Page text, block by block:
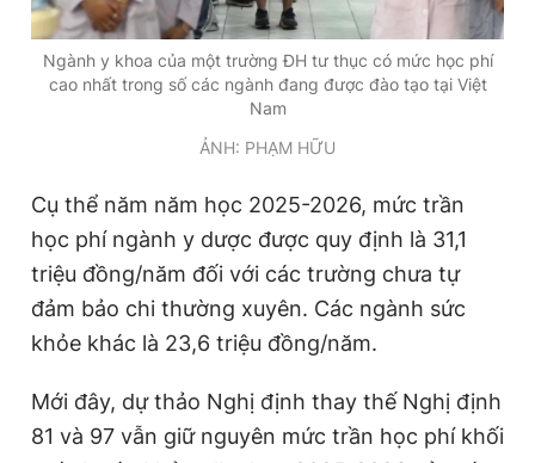
Đặt báo Quảng cáo RSS Tòa soạn Chính sách bảo
Tổng biên tập: Nguyễn Ngọc Toàn
Phó tổng biên tập thường trực: Hải Thành
Phó tổng biên tập: Lâm Hiếu Dũng
Tổng thư ký tòa soạn: Đức Trung
© 2003-2026 Bản quyền thuộc về Báo Thanh Niên. Cấm sao
chép dưới mọi hình thức nếu không có sự chấp thuận bằng văn
bản. Phát triển bởi ePi Technologies, JSC.
Ngành y khoa của một trường ĐH tư thục có mức học phí
cao nhất trong số các ngành đang được đào tạo tại Việt
Nam
ẢNH: PHẠM HỮU
Cụ thể năm năm học 2025-2026, mức trần
học phí ngành y dược được quy định là 31,1
triệu đồng/năm đối với các trường chưa tự
đảm bảo chi thường xuyên. Các ngành sức
khỏe khác là 23,6 triệu đồng/năm.
Mới đây, dự thảo Nghị định thay thế Nghị định
81 và 97 vẫn giữ nguyên mức trần học phí khối